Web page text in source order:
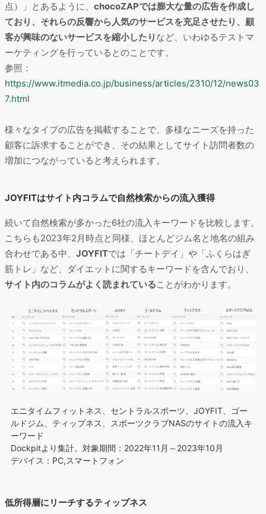
点）」とあるように、 chocoZAPでは膨大な量の広告を作成し
ており、それらの反響から人気のサービスを充足させたり、顧
客が興味のないサービスを縮小したり など、いわゆるテストマ
ーケティングを行っているとのことです。
参照：
https://www.itmedia.co.jp/business/articles/2310/12/news03
7.html
様々なタイプの広告を掲載することで、多様なニーズを持った
顧客に訴求することができ、その結果としてサイト訪問者数の
増加につながっていると考えられます。
JOYFITはサイト内コラムで自然検索からの流入獲得
続いて自然検索が多かった6社の流入キーワードを比較します。
こちらも2023年2月時点と同様、ほとんどジム名と地名の組み
合わせである中、 JOYFITでは「チートデイ」や「ふくらはぎ
筋トレ」など、ダイエットに関するキーワードを含んでおり、
サイト内のコラムがよく読まれていることがわかります。
エニタイムフィットネス、セントラルスポーツ、JOYFIT、ゴー
ルドジム、ティップネス、スポーツクラブNASのサイトの流入キ
ーワード
Dockpitより集計。対象期間：2022年11月～2023年10月
デバイス：PC,スマートフォン
低所得層にリーチするティップネス